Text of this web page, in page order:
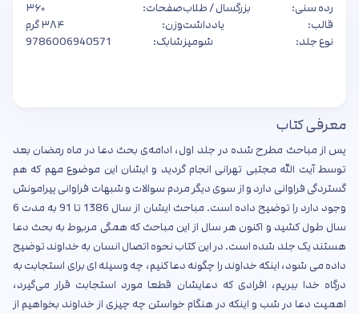
رده سنی:
بزرگسال / طلاب
قالب:
یادداشت
نوع جلد:
شومیز
صفحات:
۳۶۰
وزن:
۳۸۴ گرم
شابک:
9786006940571
معرفی کتاب
پس از مباحث مطرح شده در جلد اول، ادامه‌ی بحث دعا در ماه رمضان بعد
توسط آیت الله مجتبی تهرانی انجام گردید و ایشان این موضوع مهم که هم
گستردگی فراوانی دارد و از سوی دیگر مردم سوالات و شبهات فراوانی پیرامونش
وجود دارد را توضیح داده است. مباحث ایشان از سال 1386 تا 91 به مدت 6
سال طول کشید و اکنون هر سال از این مباحث که همگی مربوط به بحث دعا
هستند یک جلد شده است. در این کتاب نحوه اتصال انسان به خداوند توضیح
داده می شود، اینکه خداوند را چگونه دعا کنیم، چه وسیله ای برای استجابت به
درگاه خدا ببریم، افرادی که دعایشان قطعا مورد استجابت قرار می‌گیرد،
اهمیت دعا در شب و اینکه در هنگام خواستن چه چیزی از خداوند بخواهیم از